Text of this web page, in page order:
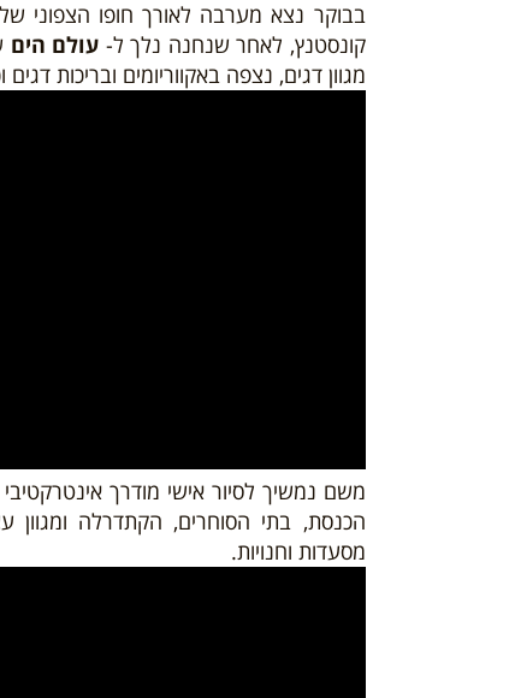
בבוקר נצא מערבה לאורך חופו הצפוני
קונסטנץ, לאחר שנחנה נלך ל- עולם הים
מגוון דגים, נצפה באקווריומים ובריכות
משם נמשיך לסיור אישי מודרך
הכנסת, בתי הסוחרים, הקתדרלה ומגוון
מסעדות וחנויות.